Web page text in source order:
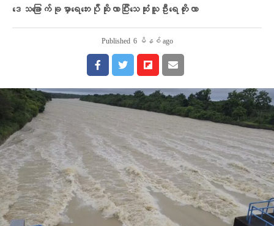
ဒေသ​ခြောက်ခုမှာရေဘေးပ်ိုဆိုးလာပြီးသေဆုံးသူဦးရေတိုးလာ
Published 6 မိနစ် ago